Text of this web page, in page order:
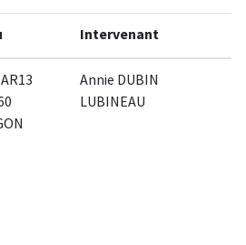
Intervenant
Annie DUBIN
LUBINEAU